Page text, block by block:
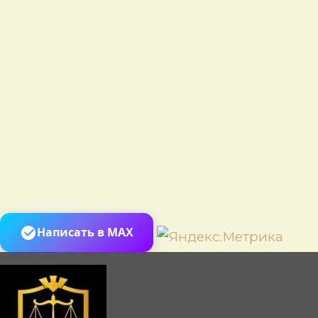
Написать в MAX